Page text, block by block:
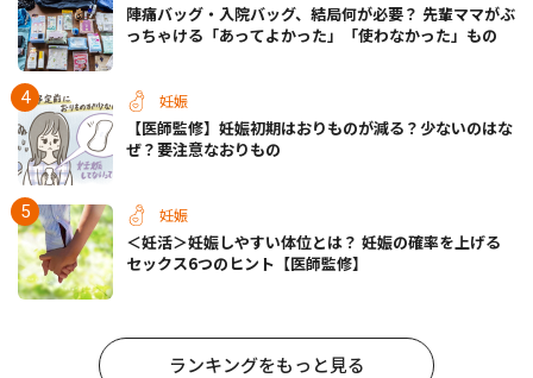
陣痛バッグ・入院バッグ、結局何が必要？ 先輩ママがぶ
っちゃける「あってよかった」「使わなかった」もの
妊娠
【医師監修】妊娠初期はおりものが減る？少ないのはな
ぜ？要注意なおりもの
妊娠
＜妊活＞妊娠しやすい体位とは？ 妊娠の確率を上げる
セックス6つのヒント【医師監修】
ランキングをもっと見る